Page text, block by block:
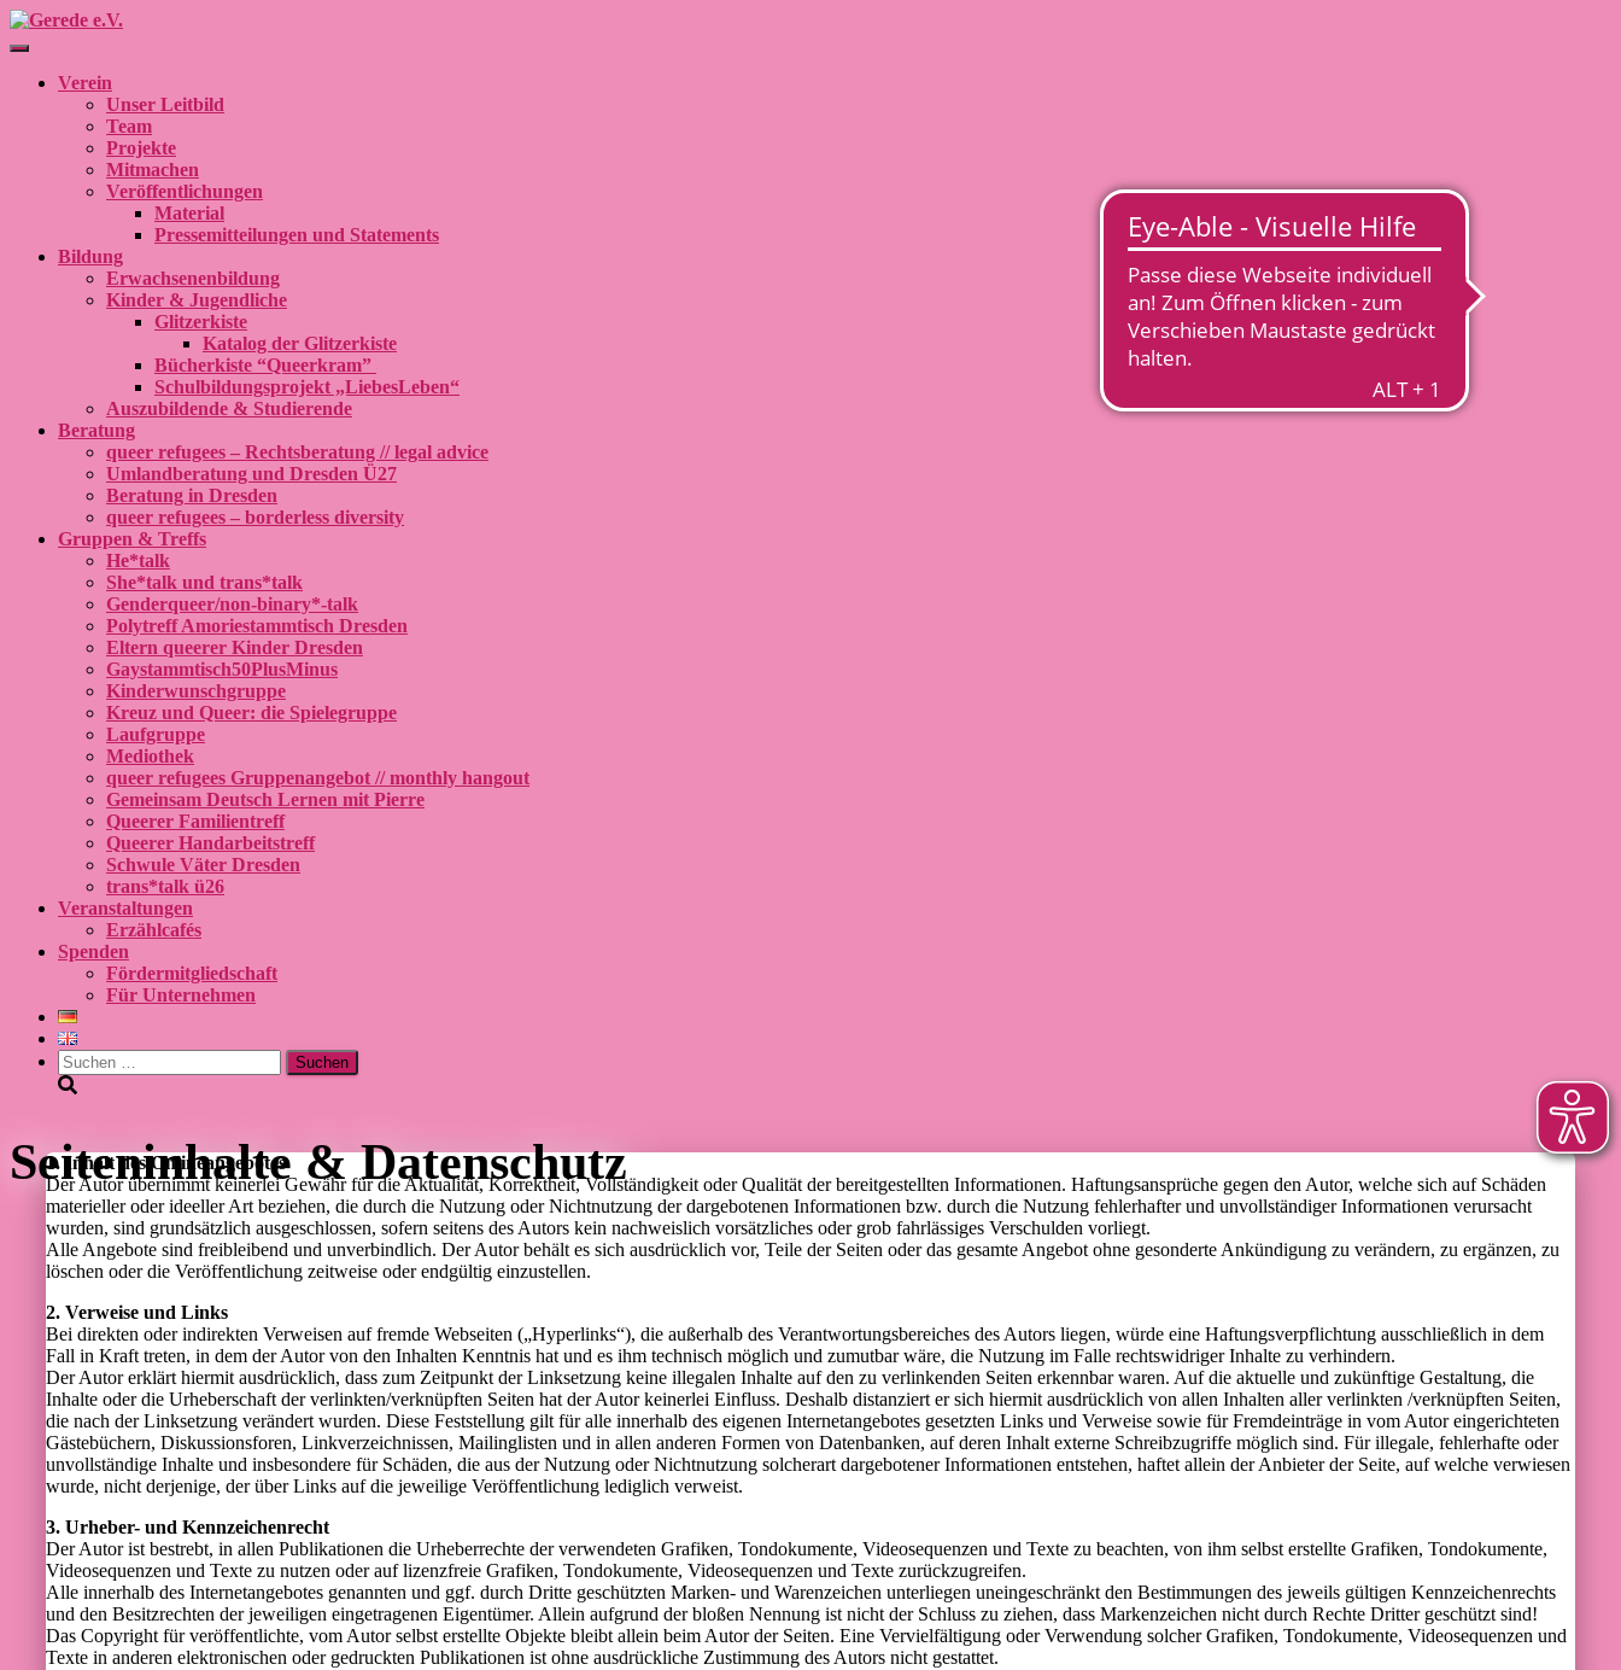
Navigation umschalten
Verein
Unser Leitbild
Team
Projekte
Mitmachen
Veröffentlichungen
Material
Pressemitteilungen und Statements
Bildung
Erwachsenenbildung
Kinder & Jugendliche
Glitzerkiste
Katalog der Glitzerkiste
Bücherkiste “Queerkram”
Schulbildungsprojekt „LiebesLeben“
Auszubildende & Studierende
Beratung
queer refugees – Rechtsberatung // legal advice
Umlandberatung und Dresden Ü27
Beratung in Dresden
queer refugees – borderless diversity
Gruppen & Treffs
He*talk
She*talk und trans*talk
Genderqueer/non-binary*-talk
Polytreff Amoriestammtisch Dresden
Eltern queerer Kinder Dresden
Gaystammtisch50PlusMinus
Kinderwunschgruppe
Kreuz und Queer: die Spielegruppe
Laufgruppe
Mediothek
queer refugees Gruppenangebot // monthly hangout
Gemeinsam Deutsch Lernen mit Pierre
Queerer Familientreff
Queerer Handarbeitstreff
Schwule Väter Dresden
trans*talk ü26
Veranstaltungen
Erzählcafés
Spenden
Fördermitgliedschaft
Für Unternehmen
Suchen
nach:
Seiteninhalte & Datenschutz
1. Inhalt des Onlineangebotes
Der Autor übernimmt keinerlei Gewähr für die Aktualität, Korrektheit, Vollständigkeit oder Qualität der bereitgestellten Informationen. Haftungsansprüche gegen den Autor, welche sich auf Schäden
materieller oder ideeller Art beziehen, die durch die Nutzung oder Nichtnutzung der dargebotenen Informationen bzw. durch die Nutzung fehlerhafter und unvollständiger Informationen verursacht
wurden, sind grundsätzlich ausgeschlossen, sofern seitens des Autors kein nachweislich vorsätzliches oder grob fahrlässiges Verschulden vorliegt.
Alle Angebote sind freibleibend und unverbindlich. Der Autor behält es sich ausdrücklich vor, Teile der Seiten oder das gesamte Angebot ohne gesonderte Ankündigung zu verändern, zu ergänzen, zu
löschen oder die Veröffentlichung zeitweise oder endgültig einzustellen.
2. Verweise und Links
Bei direkten oder indirekten Verweisen auf fremde Webseiten („Hyperlinks“), die außerhalb des Verantwortungsbereiches des Autors liegen, würde eine Haftungsverpflichtung ausschließlich in dem
Fall in Kraft treten, in dem der Autor von den Inhalten Kenntnis hat und es ihm technisch möglich und zumutbar wäre, die Nutzung im Falle rechtswidriger Inhalte zu verhindern.
Der Autor erklärt hiermit ausdrücklich, dass zum Zeitpunkt der Linksetzung keine illegalen Inhalte auf den zu verlinkenden Seiten erkennbar waren. Auf die aktuelle und zukünftige Gestaltung, die
Inhalte oder die Urheberschaft der verlinkten/verknüpften Seiten hat der Autor keinerlei Einfluss. Deshalb distanziert er sich hiermit ausdrücklich von allen Inhalten aller verlinkten /verknüpften Seiten,
die nach der Linksetzung verändert wurden. Diese Feststellung gilt für alle innerhalb des eigenen Internetangebotes gesetzten Links und Verweise sowie für Fremdeinträge in vom Autor eingerichteten
Gästebüchern, Diskussionsforen, Linkverzeichnissen, Mailinglisten und in allen anderen Formen von Datenbanken, auf deren Inhalt externe Schreibzugriffe möglich sind. Für illegale, fehlerhafte oder
unvollständige Inhalte und insbesondere für Schäden, die aus der Nutzung oder Nichtnutzung solcherart dargebotener Informationen entstehen, haftet allein der Anbieter der Seite, auf welche verwiesen
wurde, nicht derjenige, der über Links auf die jeweilige Veröffentlichung lediglich verweist.
3. Urheber- und Kennzeichenrecht
Der Autor ist bestrebt, in allen Publikationen die Urheberrechte der verwendeten Grafiken, Tondokumente, Videosequenzen und Texte zu beachten, von ihm selbst erstellte Grafiken, Tondokumente,
Videosequenzen und Texte zu nutzen oder auf lizenzfreie Grafiken, Tondokumente, Videosequenzen und Texte zurückzugreifen.
Alle innerhalb des Internetangebotes genannten und ggf. durch Dritte geschützten Marken- und Warenzeichen unterliegen uneingeschränkt den Bestimmungen des jeweils gültigen Kennzeichenrechts
und den Besitzrechten der jeweiligen eingetragenen Eigentümer. Allein aufgrund der bloßen Nennung ist nicht der Schluss zu ziehen, dass Markenzeichen nicht durch Rechte Dritter geschützt sind!
Das Copyright für veröffentlichte, vom Autor selbst erstellte Objekte bleibt allein beim Autor der Seiten. Eine Vervielfältigung oder Verwendung solcher Grafiken, Tondokumente, Videosequenzen und
Texte in anderen elektronischen oder gedruckten Publikationen ist ohne ausdrückliche Zustimmung des Autors nicht gestattet.